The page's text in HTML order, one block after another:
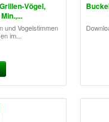
Vögel,
und Vogelstimmen
im...